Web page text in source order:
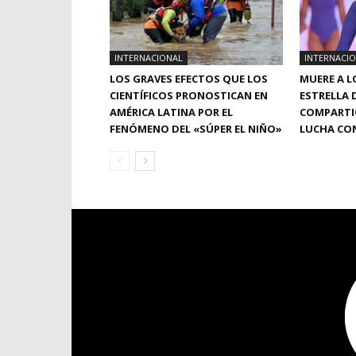
INTERNACIONAL
LOS GRAVES EFECTOS QUE LOS
CIENTÍFICOS PRONOSTICAN EN
AMÉRICA LATINA POR EL
FENÓMENO DEL «SÚPER EL NIÑO»
MUERE A
ESTRELLA
LUCHA